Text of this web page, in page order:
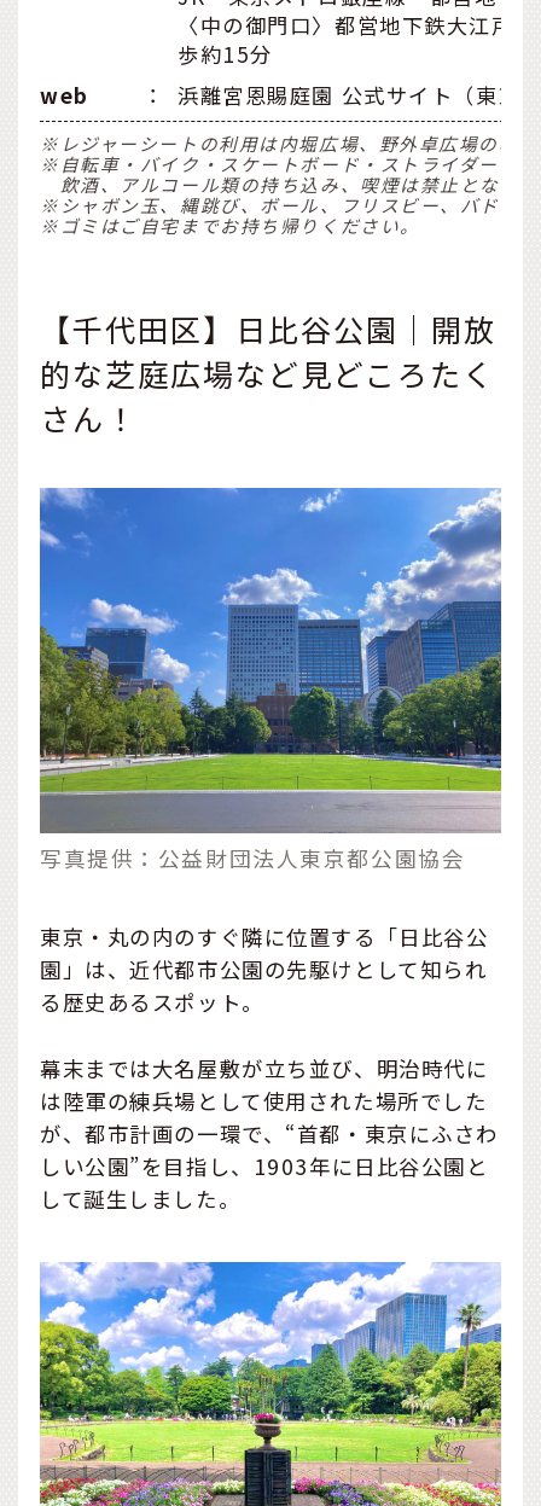
〈中の御門口〉都営地下鉄大江戸
歩約15分
web
： 浜離宮恩賜庭園 公式サイト（東京
※レジャーシートの利用は内堀広場、野外卓広場のみ
※自転車・バイク・スケートボード・ストライダーな
飲酒、アルコール類の持ち込み、喫煙は禁止となり
※シャボン玉、縄跳び、ボール、フリスビー、バドミ
※ゴミはご自宅までお持ち帰りください。
【千代田区】日比谷公園｜開放
的な芝庭広場など見どころたく
さん！
写真提供：公益財団法人東京都公園協会
東京・丸の内のすぐ隣に位置する「日比谷公
園」は、近代都市公園の先駆けとして知られ
る歴史あるスポット。
幕末までは大名屋敷が立ち並び、明治時代に
は陸軍の練兵場として使用された場所でした
が、都市計画の一環で、“首都・東京にふさわ
しい公園”を目指し、1903年に日比谷公園と
して誕生しました。